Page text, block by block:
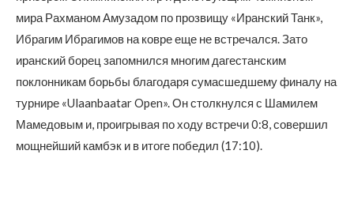
мира Рахманом Амузадом по прозвищу «Иранский Танк»,
Ибрагим Ибрагимов на ковре еще не встречался. Зато
иранский борец запомнился многим дагестанским
поклонникам борьбы благодаря сумасшедшему финалу на
турнире «Ulaanbaatar Open». Он столкнулся с Шамилем
Мамедовым и, проигрывая по ходу встречи 0:8, совершил
мощнейший камбэк и в итоге победил (17:10).